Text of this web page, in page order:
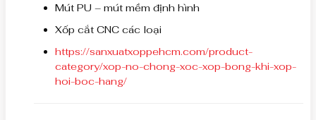
Mút PU – mút mềm định hình
Xốp cắt CNC các loại
https://sanxuatxoppehcm.com/product-
category/xop-no-chong-xoc-xop-bong-khi-xop-
hoi-boc-hang/